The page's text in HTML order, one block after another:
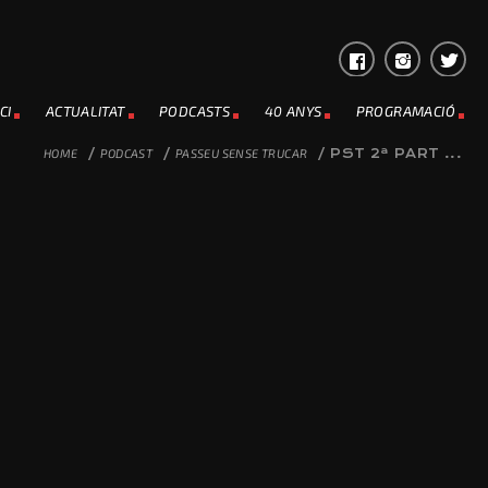
ACTUALITAT PODCASTS 40 ANYS PROGRAMACIÓ
HOME / PODCAST / PASSEU SENSE TRUCAR / PST 2ª PART ...